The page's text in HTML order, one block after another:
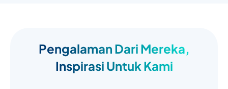
Pengalaman Dari Mereka,
Inspirasi Untuk Kami